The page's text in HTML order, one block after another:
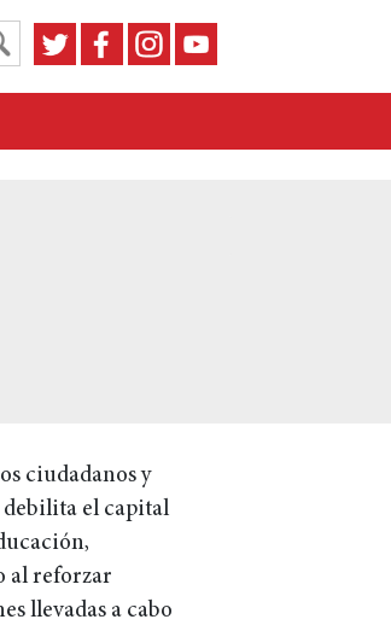
ciudadanos y
debilita el capital
al reforzar
llevadas a cabo